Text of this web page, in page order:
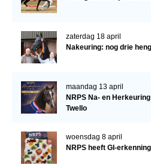
Word vrijiwilliger
KALENDER
Evenementen
zaterdag 18 april
Nakeuring: nog drie
maandag 13 april
NRPS Na- en
Twello
woensdag 8 april
NRPS heeft GI-